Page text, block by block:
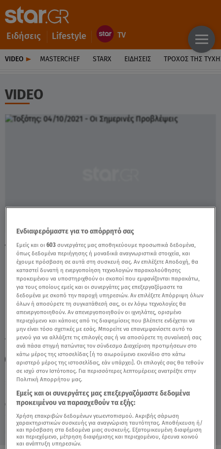
Ειδήσεις Lifestyle
VIDEO MASTERCHEF STARX ΕΙΔΉΣΕΙΣ ΤΡΟΧΌΣ ΤΗΣ
VIDEO
Κυριακή 9 Αυγούστου 2026
04.10.21, 11:55 ΖΩΔΙΑ
Τοξότης: 04/10/2021 - Οι Σημερινές
Προβλέψεις - Video
TAGS: ΤΟΞΟΤΗΣ ΤΟΞΟΤΕΣ ΣΗΜΕΡΑ ΖΩΔΙΑ ΖΩΔΙΑ
ΖΩΔΙΑ ΣΗΜΕΡΑ ΑΣΤΡΟΛΟΓΙΚΕΣ ΠΡΟΒΛΕΨΕΙΣ
Ενδιαφερόμαστε για το απόρρητό σας
Εμείς και οι603 συνεργάτες μας αποθηκεύουμε προσωπικά δεδομένα,
όπως δεδομένα περιήγησης ή μοναδικά αναγνωριστικά στοιχεία, και
έχουμε πρόσβαση σε αυτά στη συσκευή σας. Αν επιλέξετε Αποδοχή, θα
καταστεί δυνατή η ενεργοποίηση τεχνολογιών παρακολούθησης
προκειμένου να υποστηριχθούν οι σκοποί που εμφανίζονται παρακάτω,
για τους οποίους εμείς και οι συνεργάτες μας επεξεργαζόμαστε τα
δεδομένα με σκοπό την παροχή υπηρεσιών. Αν επιλέξετε Απόρριψη όλων
όλων ή αποσύρετε τη συγκατάθεσή σας, οι εν λόγω τεχνολογίες θα
απενεργοποιηθούν. Αν απενεργοποιηθούν οι ιχνηλάτες, ορισμένο
περιεχόμενο και κάποιες από τις διαφημίσεις που βλέπετε ενδέχεται να
μην είναι τόσο σχετικές με εσάς. Μπορείτε να επανεμφανίσετε αυτό το
μενού για να αλλάξετε τις επιλογές σας ή να αποσύρετε τη συναίνεσή σας
ανά πάσα στιγμή πατώντας τον σύνδεσμο Διαχείριση προτιμήσεων στο
κάτω μέρος της ιστοσελίδας [ή το αιωρούμενο εικονίδιο στο κάτω
αριστερό μέρος της ιστοσελίδας, εάν υπάρχει]. Οι επιλογές σας θα τεθούν
σε ισχύ στον Ιστότοπος. Για περισσότερες λεπτομέρειες ανατρέξτε στην
Πολιτική Απορρήτου μας.
Εμείς και οι συνεργάτες μας επεξεργαζόμαστε δεδομένα
προκειμένου να παρασχεθούν τα εξής:
Χρήση επακριβών δεδομένων γεωεντοπισμού. Ακριβής σάρωση
χαρακτηριστικών συσκευής για αναγνώριση ταυτότητας. Αποθήκευση ή/
και πρόσβαση στα δεδομένα μιας συσκευής. Εξατομικευμένη διαφήμιση
και περιεχόμενο, μέτρηση διαφήμισης και περιεχομένου, έρευνα κοινού
και ανάπτυξη υπηρεσιών.